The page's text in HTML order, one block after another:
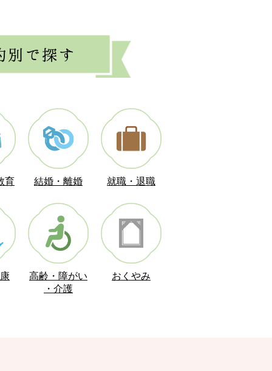
た！
育
結婚・離婚 就職・退職
高齢・障がい
・介護
おくやみ